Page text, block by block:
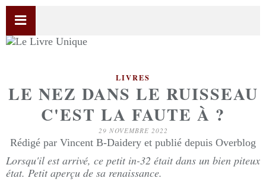
LIVRES
LE NEZ DANS LE RUISSEAU
C'EST LA FAUTE À ?
29 NOVEMBRE 2022
Rédigé par Vincent B-Daidery et publié depuis Overblog
Lorsqu'il est arrivé, ce petit in-32 était dans un bien piteux
état. Petit aperçu de sa renaissance.